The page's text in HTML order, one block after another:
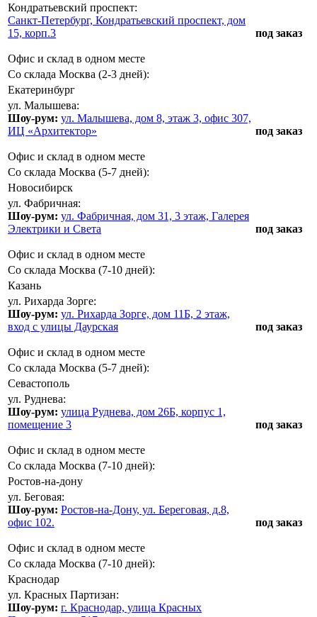
Кондратьевский проспект:
Санкт-Петербург, Кондратьевский проспект, дом
15, корп.3
Офис и склад в одном месте
под заказ
Со склада Москва (2-3 дней):
Екатеринбург
ул. Малышева:
Шоу-рум: ул. Малышева, дом 8, этаж 3, офис 307,
ИЦ «Архитектор»
Офис и склад в одном месте
под заказ
Со склада Москва (5-7 дней):
Новосибирск
ул. Фабричная:
Шоу-рум: ул. Фабричная, дом 31, 3 этаж, Галерея
Электрики и Света
Офис и склад в одном месте
под заказ
Со склада Москва (7-10 дней):
Казань
ул. Рихарда Зорге:
Шоу-рум: ул. Рихарда Зорге, дом 11Б, 2 этаж,
вход с улицы Даурская
Офис и склад в одном месте
под заказ
Со склада Москва (5-7 дней):
Севастополь
ул. Руднева:
Шоу-рум: улица Руднева, дом 26Б, корпус 1,
помещение 3
Офис и склад в одном месте
под заказ
Со склада Москва (7-10 дней):
Ростов-на-дону
ул. Беговая:
Шоу-рум: Ростов-на-Дону, ул. Береговая, д.8,
офис 102.
Офис и склад в одном месте
под заказ
Со склада Москва (7-10 дней):
Краснодар
ул. Красных Партизан:
Шоу-рум: г. Краснодар, улица Красных